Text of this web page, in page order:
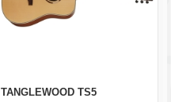
TANGLEWOOD TS5